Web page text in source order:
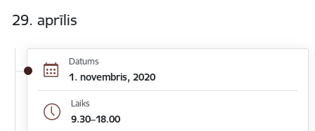
29. aprīlis
Datums
1. novembris, 2020
Laiks
9.30–18.00